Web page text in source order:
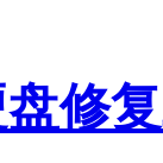
修